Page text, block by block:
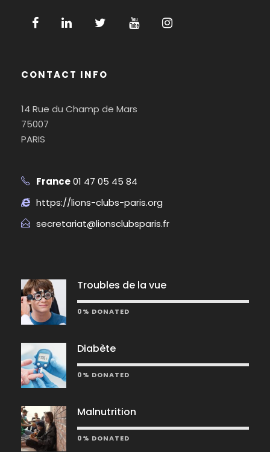
CONTACT INFO
14 Rue du Champ de Mars
75007
PARIS
France01 47 05 45 84
https://lions-clubs-paris.org
secretariat@lionsclubsparis.fr
Troubles de la vue
0% DONATED
Diabète
0% DONATED
Malnutrition
0% DONATED